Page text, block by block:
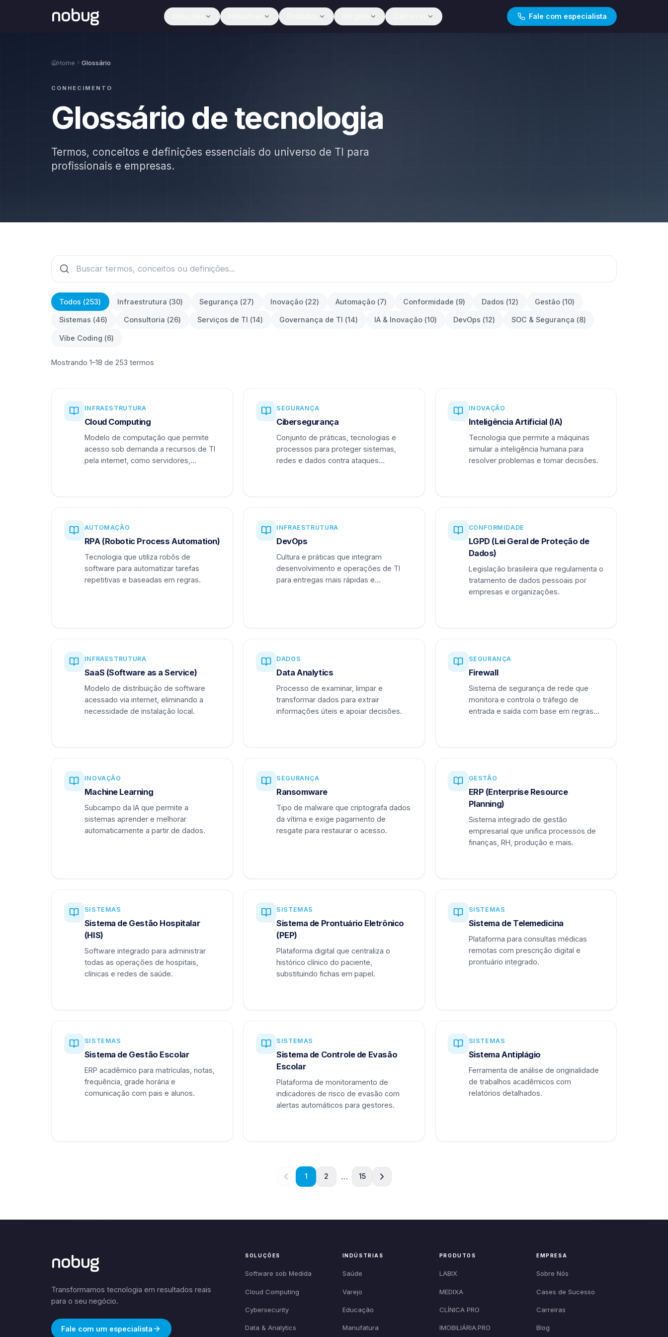
nobug Fale com especialista
Home Glossário
CONHECIMENTO
Glossário de tecnologia
Termos, conceitos e definições essenciais do universo de TI para
profissionais e empresas.
Todos (253) Infraestrutura (30) Segurança (27) Inovação (22) Automação (7) Conformidade (9) Dados (12) Gestão (10)
Sistemas (46) Consultoria (26) Serviços de TI (14) Governança de TI (14) IA & Inovação (10) DevOps (12) SOC & Segurança (8)
Vibe Coding (6)
Mostrando 1–18 de 253 termos
INFRAESTRUTURA
Cloud Computing
Modelo de computação que permite
acesso sob demanda a recursos de TI
pela internet, como servidores,
SEGURANÇA
Cibersegurança
Conjunto de práticas, tecnologias e
processos para proteger sistemas,
redes e dados contra ataques
INOVAÇÃO
Inteligência Artificial (IA)
Tecnologia que permite a máquinas
simular a inteligência humana para
resolver problemas e tomar decisões.
AUTOMAÇÃO
RPA (Robotic Process Automation)
Tecnologia que utiliza robôs de
software para automatizar tarefas
repetitivas e baseadas em regras.
INFRAESTRUTURA
DevOps
Cultura e práticas que integram
desenvolvimento e operações de TI
para entregas mais rápidas e
CONFORMIDADE
LGPD (Lei Geral de Proteção de
Dados)
Legislação brasileira que regulamenta o
tratamento de dados pessoais por
empresas e organizações.
INFRAESTRUTURA
SaaS (Software as a Service)
Modelo de distribuição de software
acessado via internet, eliminando a
necessidade de instalação local.
DADOS
Data Analytics
Processo de examinar, limpar e
transformar dados para extrair
informações úteis e apoiar decisões.
SEGURANÇA
Firewall
Sistema de segurança de rede que
monitora e controla o tráfego de
entrada e saída com base em regras
INOVAÇÃO
Machine Learning
Subcampo da IA que permite a
sistemas aprender e melhorar
automaticamente a partir de dados.
SEGURANÇA
Ransomware
Tipo de malware que criptografa dados
da vítima e exige pagamento de
resgate para restaurar o acesso.
GESTÃO
ERP (Enterprise Resource
Planning)
Sistema integrado de gestão
empresarial que unifica processos de
finanças, RH, produção e mais.
SISTEMAS
Sistema de Gestão Hospitalar
(HIS)
Software integrado para administrar
todas as operações de hospitais,
clínicas e redes de saúde.
SISTEMAS
Sistema de Prontuário Eletrônico
(PEP)
Plataforma digital que centraliza o
histórico clínico do paciente,
substituindo fichas em papel.
SISTEMAS
Sistema de Telemedicina
Plataforma para consultas médicas
remotas com prescrição digital e
prontuário integrado.
SISTEMAS
Sistema de Gestão Escolar
ERP acadêmico para matrículas, notas,
frequência, grade horária e
comunicação com pais e alunos.
SISTEMAS
Sistema de Controle de Evasão
Escolar
Plataforma de monitoramento de
indicadores de risco de evasão com
alertas automáticos para gestores.
SISTEMAS
Sistema Antiplágio
Ferramenta de análise de originalidade
de trabalhos acadêmicos com
relatórios detalhados.
1 2 … 15
nobug
Transformamos tecnologia em resultados reais
para o seu negócio.
Fale com um especialista
SOLUÇÕES
Software sob Medida
Cloud Computing
Cybersecurity
Data & Analytics
INDÚSTRIAS
Saúde
Varejo
Educação
Manufatura
PRODUTOS
LABIX
MEDIXA
CLÍNICA PRO
IMOBILIÁRIA.PRO
EMPRESA
Sobre Nós
Cases de Sucesso
Carreiras
Blog